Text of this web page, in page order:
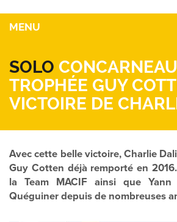
MENU
SOLO
TROPHÉE GUY
VICTOIRE DE
Avec cette belle victoire, Charlie
Guy Cotten déjà remporté en
la Team MACIF ainsi que
Quéguiner depuis de nombreuses